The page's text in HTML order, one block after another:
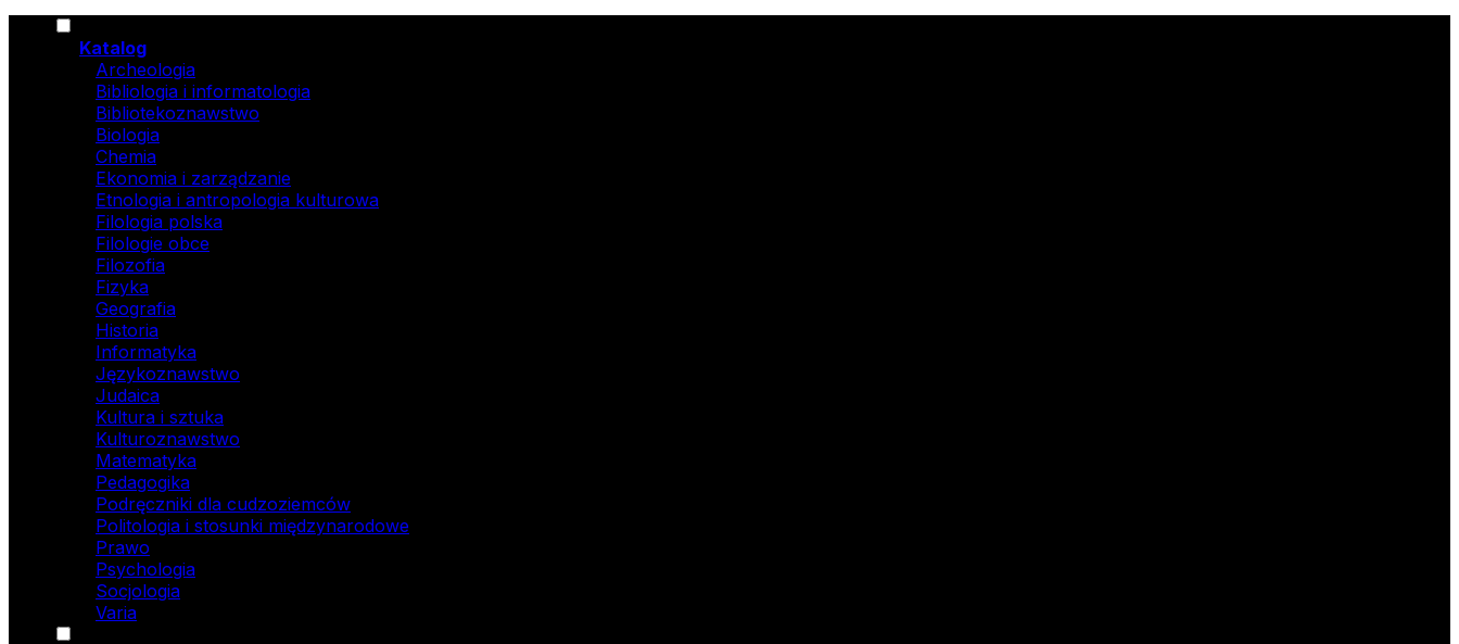
Katalog
Archeologia
Bibliologia i informatologia
Bibliotekoznawstwo
Biologia
Chemia
Ekonomia i zarządzanie
Etnologia i antropologia kulturowa
Filologia polska
Filologie obce
Filozofia
Fizyka
Geografia
Historia
Informatyka
Językoznawstwo
Judaica
Kultura i sztuka
Kulturoznawstwo
Matematyka
Pedagogika
Podręczniki dla cudzoziemców
Politologia i stosunki międzynarodowe
Prawo
Psychologia
Socjologia
Varia